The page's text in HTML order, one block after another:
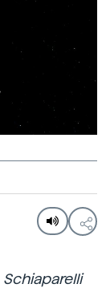
Schiaparelli